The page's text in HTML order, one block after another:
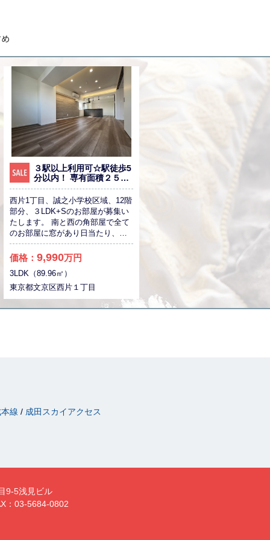
３駅以上利用可☆駅徒歩5
分以内！ 専有面積２５坪
以上の広々空間！
西片1丁目、誠之小学校区域、12階
部分、３LDK+Sのお部屋が募集い
たします。 南と西の角部屋で全て
のお部屋に窓があり日当たり、風
通しを確保できております。 室内
はリフォーム完成後のお引き渡
で４路線利用可能な便利な立地
と、 商店街、スーパー、医療関係
なんでもそろう生活環境の良さも
おすすめです。 気になった方はお
価格： 9,990万円
3LDK（89.96㎡）
東京都文京区西片１丁目
線 成田スカイアクセス
9-5浅見ビル
：03-5684-0802